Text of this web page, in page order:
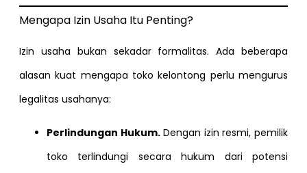
Mengapa Izin Usaha Itu Penting?
Izin usaha bukan sekadar formalitas. Ada beberapa
alasan kuat mengapa toko kelontong perlu mengurus
legalitas usahanya:
Perlindungan Hukum.Dengan izin resmi, pemilik
toko terlindungi secara hukum dari potensi